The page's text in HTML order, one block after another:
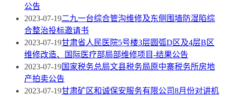
公告
2023-07-19二九一台综合管沟维修及东侧围墙防湿陷综
合整治投标邀请书
2023-07-19甘肃省人民医院5号楼3层圆弧D区及4层B区
维修改造、国际医疗部局部维修项目-结果公告
2023-07-19国家税务总局文县税务局原中寨税务所房地
产拍卖公告
2023-07-19甘肃矿区和诚保安服务有限公司8月份对讲机